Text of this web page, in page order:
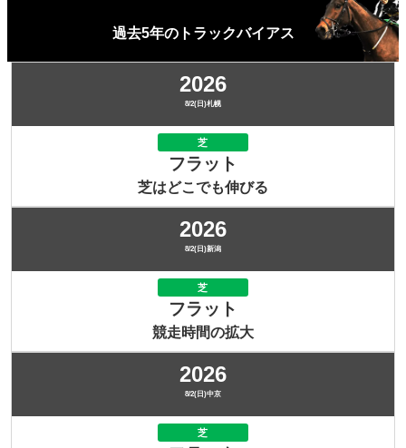
過去5年のトラックバイアス
2026
8/2(日)札幌
芝
フラット
芝はどこでも伸びる
2026
8/2(日)新潟
芝
フラット
競走時間の拡大
2026
8/2(日)中京
芝